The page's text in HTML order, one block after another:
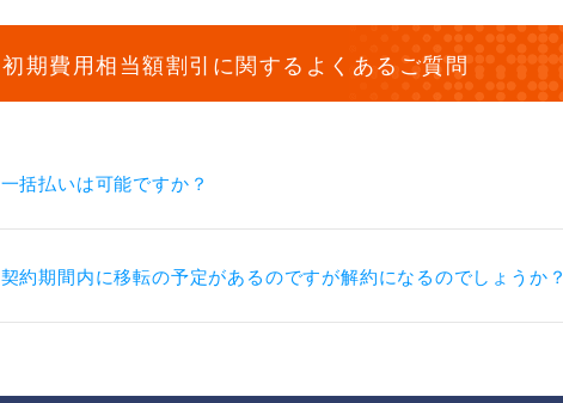
初期費用相当額割引に関するよくあるご質問
一括払いは可能ですか？
契約期間内に移転の予定があるのですが解約になるのでしょうか？